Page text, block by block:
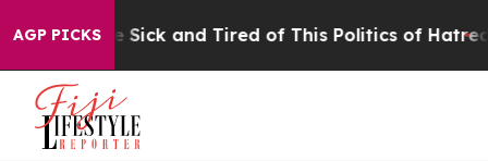
AGP PICKS
Are Sick and Tired of This Politics of Hatred” The